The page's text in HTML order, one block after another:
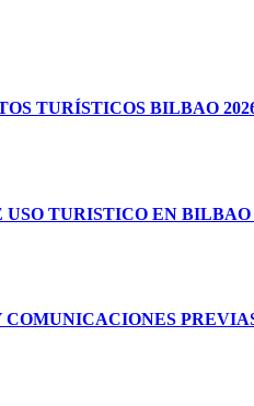
TURÍSTICOS BILBAO
TURISTICO EN BILBAO